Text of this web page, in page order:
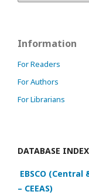
Information
For Readers
For Authors
For Librarians
DATABASE
EBSCO
– CEEAS)